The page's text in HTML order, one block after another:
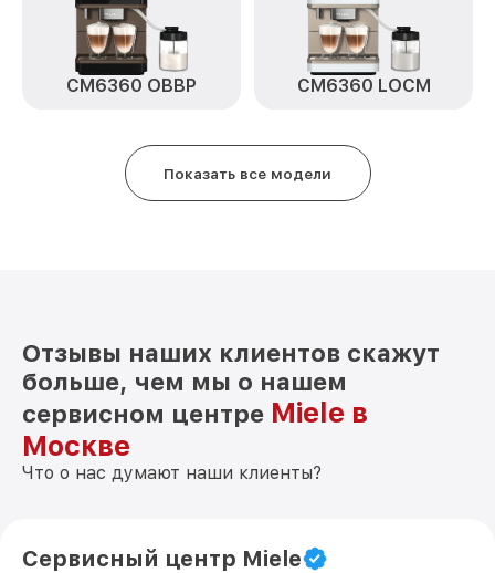
CM6360 OBBP CM6360 LOCM
Показать все модели
Отзывы наших клиентов скажут
больше, чем мы о нашем
сервисном центре Miele в
Москве
Что о нас думают наши клиенты?
Сервисный центр Miele